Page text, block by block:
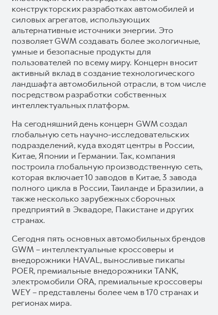
конструкторских разработках автомобилей и
силовых агрегатов, использующих
альтернативные источники энергии. Это
позволяет GWM создавать более экологичные,
умные и безопасные продукты для
пользователей по всему миру. Концерн вносит
активный вклад в создание технологического
ландшафта автомобильной отрасли, в том числе
посредством разработки собственных
интеллектуальных платформ.
На сегодняшний день концерн GWM создал
глобальную сеть научно-исследовательских
подразделений, куда входят центры в России,
Китае, Японии и Германии. Так, компания
построила глобальную производственную сеть,
которая включает 10 заводов в Китае, 3 завода
полного цикла в России, Таиланде и Бразилии, а
также несколько зарубежных сборочных
предприятий в Эквадоре, Пакистане и других
странах.
Сегодня пять основных автомобильных брендов
GWM – интеллектуальные кроссоверы и
внедорожники HAVAL, выносливые пикапы
POER, премиальные внедорожники TANK,
электромобили ORA, премиальные кроссоверы
WEY – представлены более чем в 170 странах и
регионах мира.